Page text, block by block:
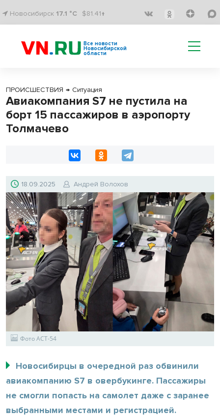
Новосибирск 17.1 °C $81.41↑
Все новости
Новосибирской
области
ПРОИСШЕСТВИЯ → Ситуация
Авиакомпания S7 не пустила на
борт 15 пассажиров в аэропорту
Толмачево
18.09.2025 Андрей Волохов
Фото АСТ-54
Новосибирцы в очередной раз обвинили
авиакомпанию S7 в овербукинге. Пассажиры
не смогли попасть на самолет даже с заранее
выбранными местами и регистрацией.